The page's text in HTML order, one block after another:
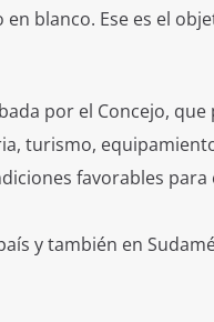
blanco. Ese es el
por el Concejo, que
turismo,
favorables para
y también en